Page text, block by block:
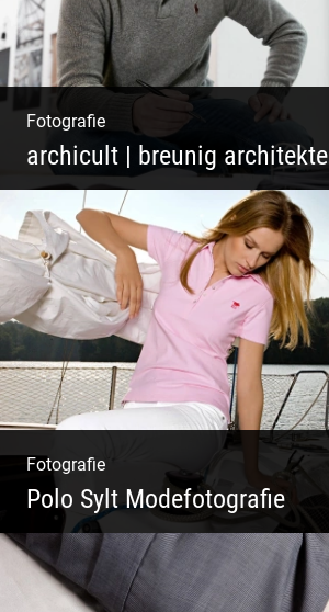
Fotografie
archicult | breunig
Architekten & Bürokatzen |
Bauleiter | Mitarbeiter Shooting
Köpfe
Fotografie
Polo Sylt Modefotografie
Polo Sylt Modefotografie